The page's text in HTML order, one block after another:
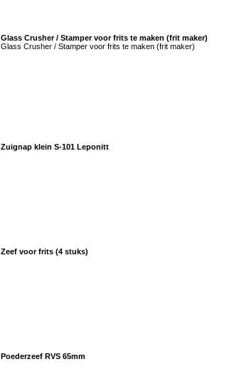
Glass Crusher / Stamper voor frits te maken (frit maker)
Glass Crusher / Stamper voor frits te maken (frit maker)
Zuignap klein S-101 Leponitt
Zeef voor frits (4 stuks)
Poederzeef RVS 65mm